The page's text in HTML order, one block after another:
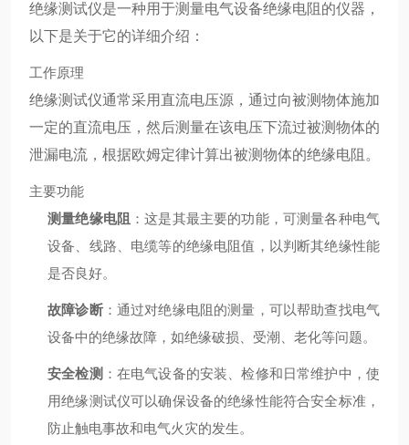
绝缘测试仪是一种用于测量电气设备绝缘电阻的仪器，
以下是关于它的详细介绍：
工作原理
绝缘测试仪通常采用直流电压源，通过向被测物体施加
一定的直流电压，然后测量在该电压下流过被测物体的
泄漏电流，根据欧姆定律计算出被测物体的绝缘电阻。
主要功能
测量绝缘电阻 ：这是其最主要的功能，可测量各种电气
设备、线路、电缆等的绝缘电阻值，以判断其绝缘性能
是否良好。
故障诊断：通过对绝缘电阻的测量，可以帮助查找电气
设备中的绝缘故障，如绝缘破损、受潮、老化等问题。
安全检测 ：在电气设备的安装、检修和日常维护中，使
用绝缘测试仪可以确保设备的绝缘性能符合安全标准，
防止触电事故和电气火灾的发生。